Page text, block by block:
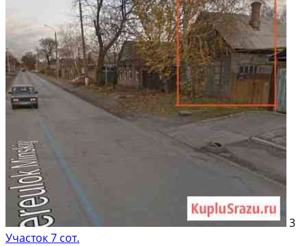
3
Участок 7 сот.